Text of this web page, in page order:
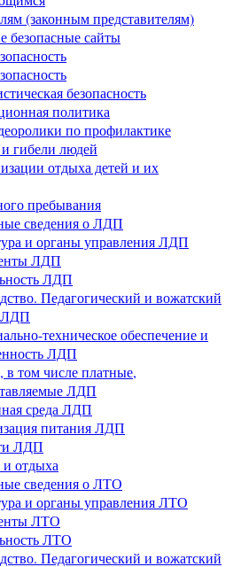
(законным представителям)
безопасные сайты
безопасность
политика
по профилактике
гибели людей
отдыха детей и их
пребывания
сведения о ЛДП
и органы управления ЛДП
ЛДП
ЛДП
Педагогический и вожатский
ЛДП
техническое обеспечение и
ЛДП
в том числе платные,
ЛДП
среда ЛДП
питания ЛДП
ЛДП
и отдыха
сведения о ЛТО
и органы управления ЛТО
ЛТО
ЛТО
Педагогический и вожатский